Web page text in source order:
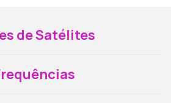
de Satélites